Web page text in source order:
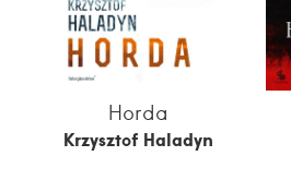
Horda
Krzysztof Haladyn